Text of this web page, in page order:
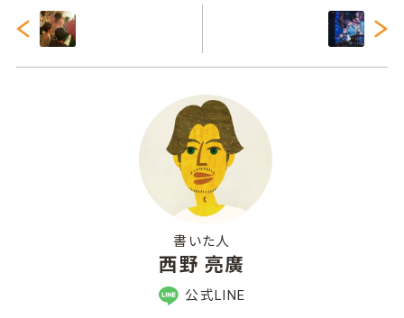
書いた人
西野 亮廣
公式LINE